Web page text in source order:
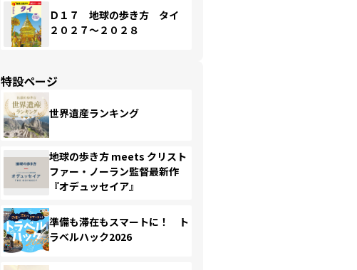
Ｄ１７ 地球の歩き方 タイ
２０２７～２０２８
特設ページ
世界遺産ランキング
地球の歩き方 meets クリスト
ファー・ノーラン監督最新作
『オデュッセイア』
準備も滞在もスマートに！ ト
ラベルハック2026